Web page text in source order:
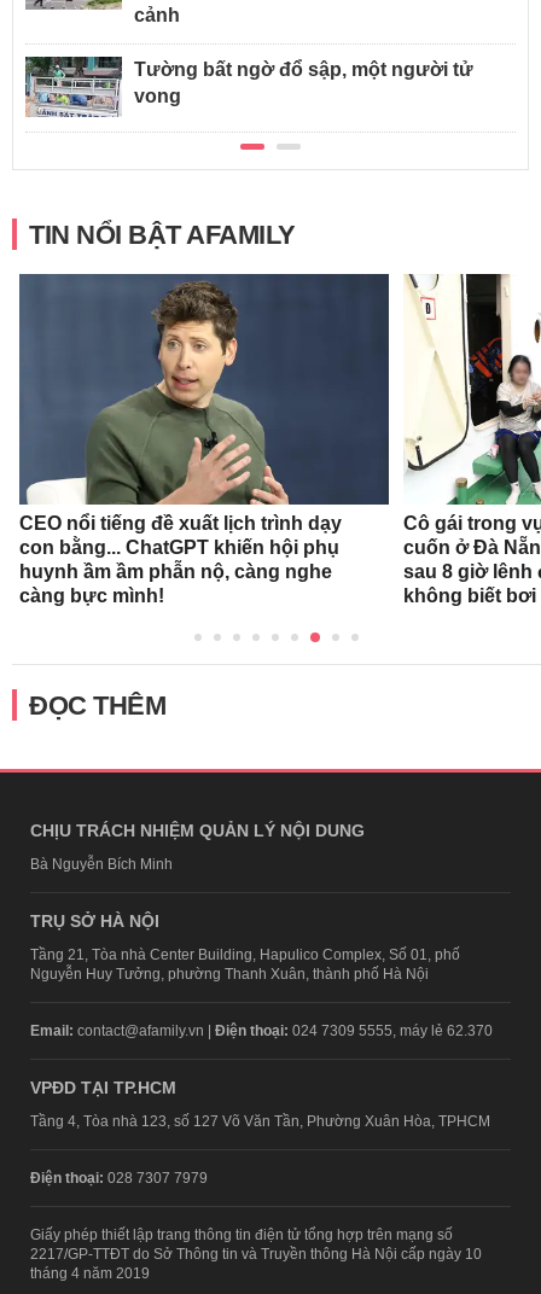
cảnh
Tường bất ngờ đổ sập, một người tử
vong
TIN NỔI BẬT AFAMILY
CEO nổi tiếng đề xuất lịch trình dạy
con bằng... ChatGPT khiến hội phụ
huynh ầm ầm phẫn nộ, càng nghe
càng bực mình!
Cô gái trong
cuốn ở Đà
sau 8 giờ lênh
không biết bơi
ĐỌC THÊM
CHỊU TRÁCH NHIỆM QUẢN LÝ NỘI DUNG
Bà Nguyễn Bích Minh
TRỤ SỞ HÀ NỘI
Tầng 21, Tòa nhà Center Building, Hapulico Complex, Số 01, phố
Nguyễn Huy Tưởng, phường Thanh Xuân, thành phố Hà Nội
Email: contact@afamily.vn | Điện thoại: 024 7309 5555, máy lẻ 62.370
VPĐD TẠI TP.HCM
Tầng 4, Tòa nhà 123, số 127 Võ Văn Tần, Phường Xuân Hòa, TPHCM
Điện thoại: 028 7307 7979
Giấy phép thiết lập trang thông tin điện tử tổng hợp trên mạng số
2217/GP-TTĐT do Sở Thông tin và Truyền thông Hà Nội cấp ngày 10
tháng 4 năm 2019